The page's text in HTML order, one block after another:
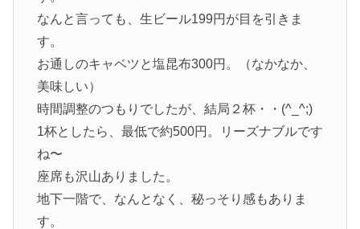
なんと言っても、生ビール199円が目を引きま
す。
お通しのキャベツと塩昆布300円。（なかなか、
美味しい）
時間調整のつもりでしたが、結局２杯・・(^_^;)
1杯としたら、最低で約500円。リーズナブルです
ね〜
座席も沢山ありました。
地下一階で、なんとなく、秘っそり感もありま
す。